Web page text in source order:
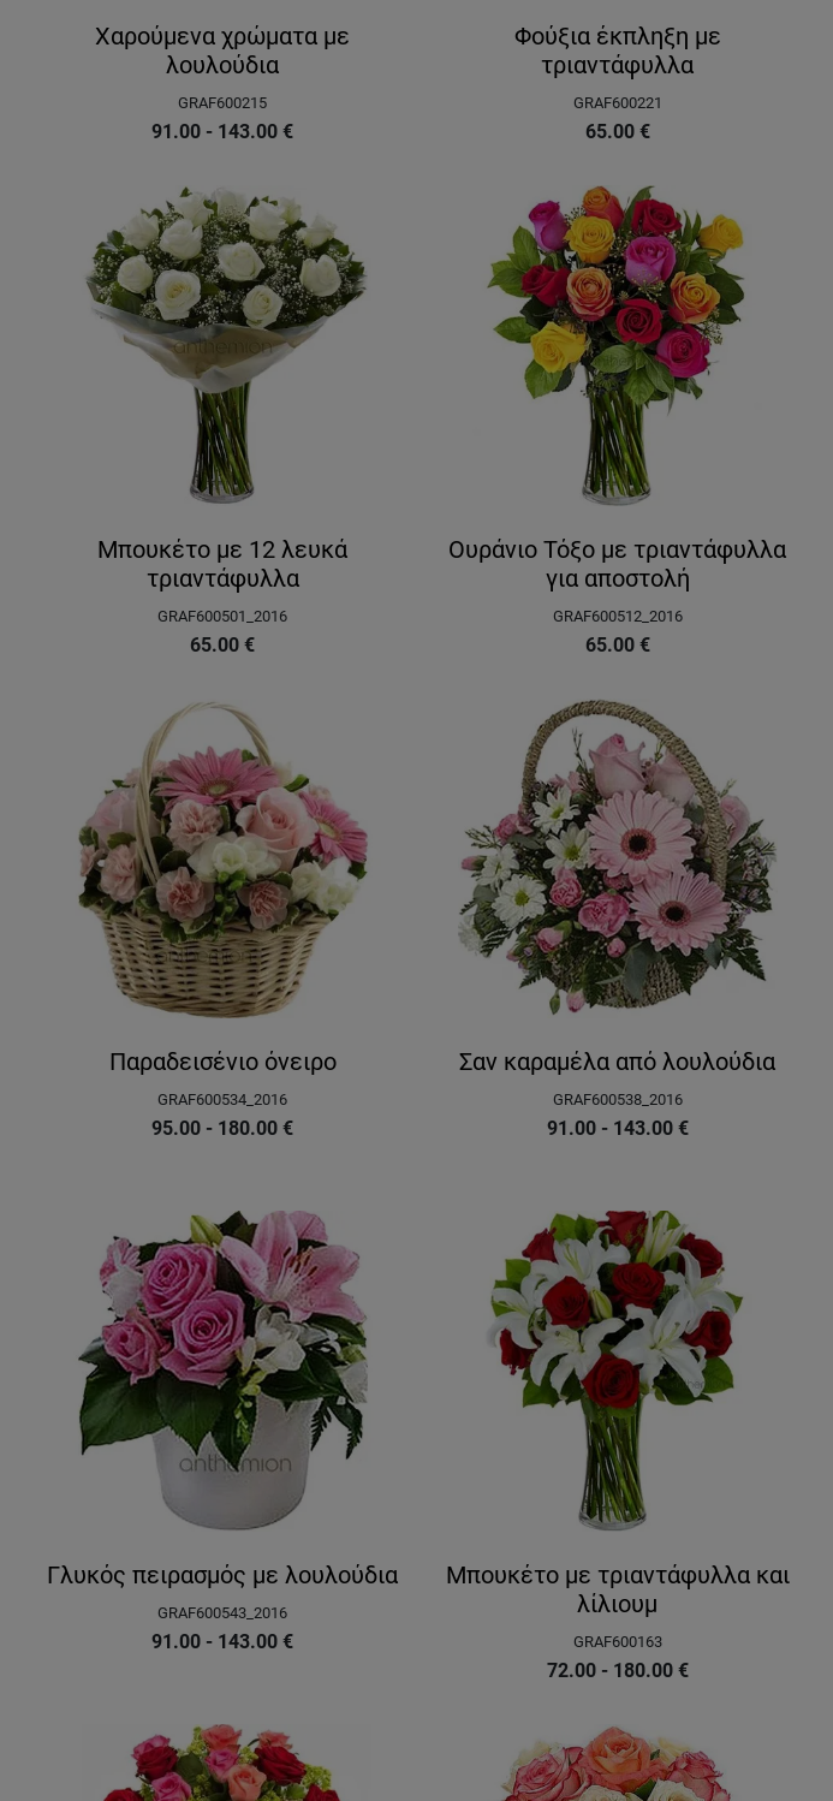
Χαρούμενα χρώματα με
λουλούδια
GRAF600215
91.00 - 143.00€
Φούξια έκπληξη με
τριαντάφυλλα
GRAF600221
65.00 €
Μπουκέτο με 12 λευκά
τριαντάφυλλα
GRAF600501_2016
65.00 €
Ουράνιο Τόξο με τριαντάφυλλα
για αποστολή
GRAF600512_2016
65.00 €
Παραδεισένιο όνειρο
GRAF600534_2016
95.00 - 180.00€
Σαν καραμέλα από λουλούδια
GRAF600538_2016
91.00 - 143.00 €
Γλυκός πειρασμός με λουλούδια
GRAF600543_2016
91.00 - 143.00€
Μπουκέτο με τριαντάφυλλα και
λίλιουμ
GRAF600163
72.00 - 180.00 €